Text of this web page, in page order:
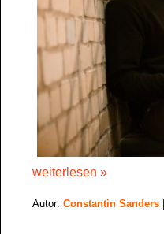
weiterlesen »
Autor: Constantin Sanders